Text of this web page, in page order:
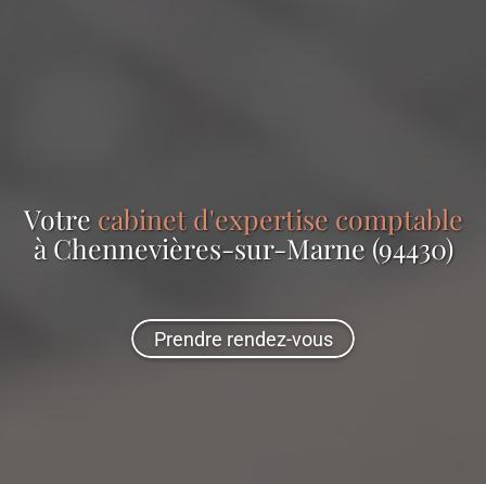
Votre cabinet d'expertise comptable
à Chennevières-sur-Marne (94430)
Prendre rendez-vous